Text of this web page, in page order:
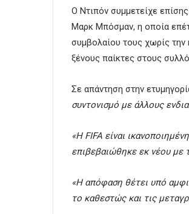
Ο Ντιπόν συμμετείχε
Μαρκ Μπόσμαν, η οποία
συμβολαίου τους χωρίς
ξένους παίκτες στους
Σε απάντηση στην
συντονισμό με άλλους
«Η FIFA είναι
επιβεβαιώθηκε εκ νέου με
«Η απόφαση θέτει υπό
το καθεστώς και τις